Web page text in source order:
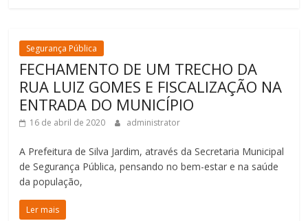
Segurança Pública
FECHAMENTO DE UM TRECHO DA
RUA LUIZ GOMES E FISCALIZAÇÃO NA
ENTRADA DO MUNICÍPIO
16 de abril de 2020 administrator
A Prefeitura de Silva Jardim, através da Secretaria Municipal
de Segurança Pública, pensando no bem-estar e na saúde
da população,
Ler mais